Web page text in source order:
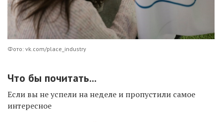
Фото: vk.com/place_industry
Что бы почитать...
Если вы не успели на неделе и пропустили самое
интересное